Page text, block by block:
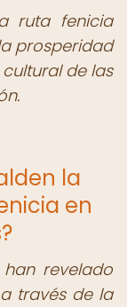
ruta fenicia
prosperidad
de las
la
en
han revelado
través de la